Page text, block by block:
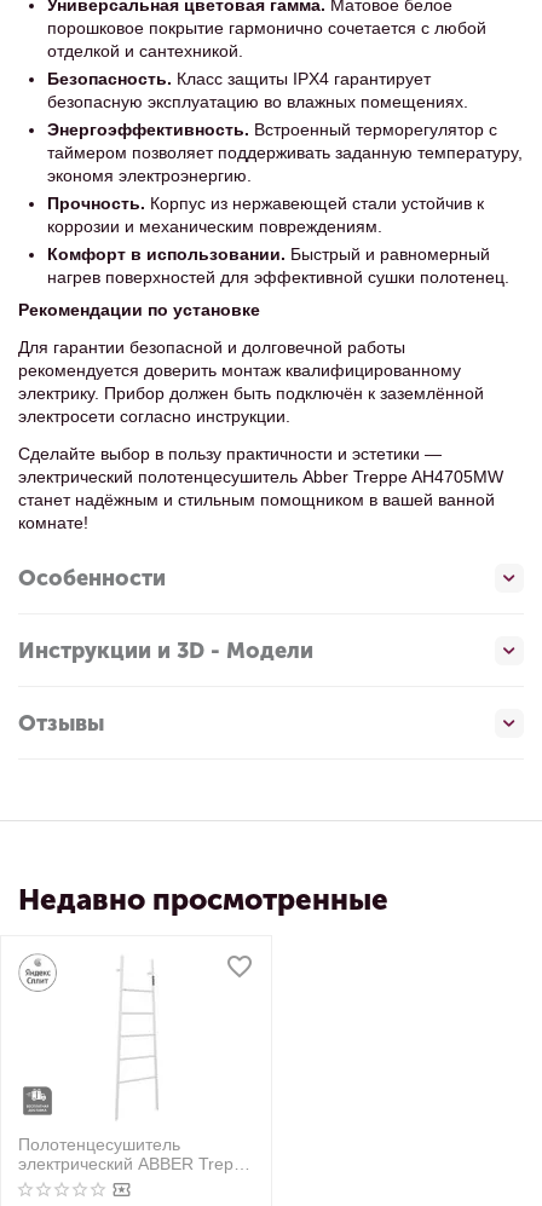
Универсальная цветовая гамма. Матовое белое
порошковое покрытие гармонично сочетается с любой
отделкой и сантехникой.
Безопасность. Класс защиты IPX4 гарантирует
безопасную эксплуатацию во влажных помещениях.
Энергоэффективность. Встроенный терморегулятор с
таймером позволяет поддерживать заданную температуру,
экономя электроэнергию.
Прочность. Корпус из нержавеющей стали устойчив к
коррозии и механическим повреждениям.
Комфорт в использовании. Быстрый и равномерный
нагрев поверхностей для эффективной сушки полотенец.
Рекомендации по установке
Для гарантии безопасной и долговечной работы
рекомендуется доверить монтаж квалифицированному
электрику. Прибор должен быть подключён к заземлённой
электросети согласно инструкции.
Сделайте выбор в пользу практичности и эстетики —
электрический полотенцесушитель Abber Treppe AH4705MW
станет надёжным и стильным помощником в вашей ванной
комнате!
Особенности
Инструкции и 3D - Модели
Отзывы
Недавно просмотренные
Полотенцесушитель
электрический ABBER Treppe
AH4705MW белый матовый